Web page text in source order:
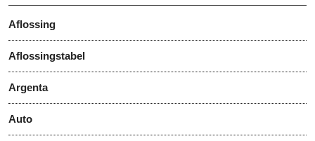
Aflossing
Aflossingstabel
Argenta
Auto